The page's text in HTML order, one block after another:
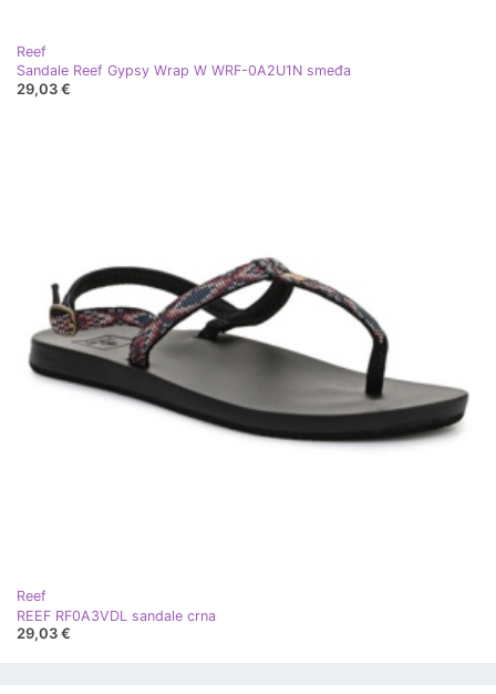
Reef
Sandale Reef Gypsy Wrap W WRF-0A2U1N smeđa
29,03 €
Reef
REEF RF0A3VDL sandale crna
29,03 €